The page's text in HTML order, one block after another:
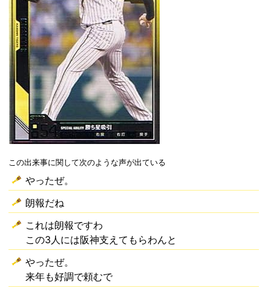
この出来事に関して次のような声が出ている
やったぜ。
朗報だね
これは朗報ですわ
この3人には阪神支えてもらわんと
やったぜ。
来年も好調で頼むで